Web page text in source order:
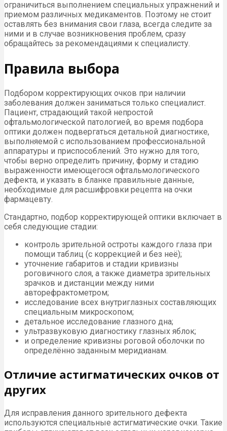
ограничиться выполнением специальных упражнений и
приемом различных медикаментов. Поэтому не стоит
оставлять без внимания свои глаза, всегда следите за
ними и в случае возникновения проблем, сразу
обращайтесь за рекомендациями к специалисту.
Правила выбора
Подбором корректирующих очков при наличии
заболевания должен заниматься только специалист.
Пациент, страдающий такой непростой
офтальмологической патологией, во время подбора
оптики должен подвергаться детальной диагностике,
выполняемой с использованием профессиональной
аппаратуры и приспособлений. Это нужно для того,
чтобы верно определить причину, форму и стадию
выраженности имеющегося офтальмологического
дефекта, и указать в бланке правильные данные,
необходимые для расшифровки рецепта на очки
фармацевту.
Стандартно, подбор корректирующей оптики включает в
себя следующие стадии:
контроль зрительной остроты каждого глаза при
помощи таблиц (с коррекцией и без неё);
уточнение габаритов и стадии кривизны
роговичного слоя, а также диаметра зрительных
зрачков и дистанции между ними
авторефрактометром;
исследование всех внутриглазных составляющих
специальным микроскопом;
детальное исследование глазного дна;
ультразвуковую диагностику глазных яблок;
и определение кривизны роговой оболочки по
определённо заданным меридианам.
Отличие астигматических очков от
других
Для исправления данного зрительного дефекта
используются специальные астигматические очки. Такие